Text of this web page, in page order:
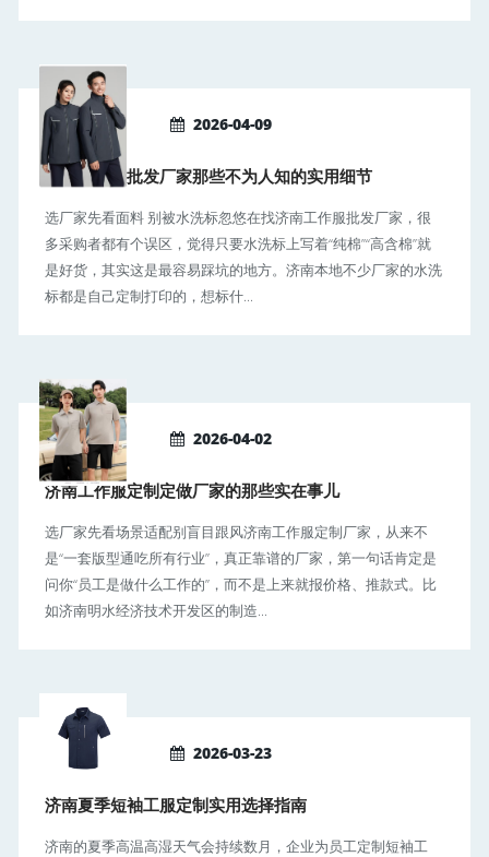
2026-04-09
济南工作服批发厂家那些不为人知的实用细节
选厂家先看面料 别被水洗标忽悠在找济南工作服批发厂家，很
多采购者都有个误区，觉得只要水洗标上写着“纯棉”“高含棉”就
是好货，其实这是最容易踩坑的地方。济南本地不少厂家的水洗
标都是自己定制打印的，想标什...
2026-04-02
济南工作服定制定做厂家的那些实在事儿
选厂家先看场景适配别盲目跟风济南工作服定制厂家，从来不
是“一套版型通吃所有行业”，真正靠谱的厂家，第一句话肯定是
问你“员工是做什么工作的”，而不是上来就报价格、推款式。比
如济南明水经济技术开发区的制造...
2026-03-23
济南夏季短袖工服定制实用选择指南
济南的夏季高温高湿天气会持续数月，企业为员工定制短袖工